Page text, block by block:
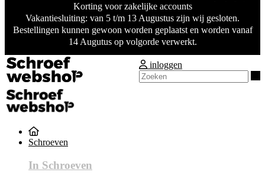
Korting voor zakelijke accounts
Vakantiesluiting: van 5 t/m 13 Augustus zijn wij gesloten.
Bestellingen kunnen gewoon worden geplaatst en worden vanaf
14 Augutus op volgorde verwerkt.
inloggen
Schroeven
In Schroeven